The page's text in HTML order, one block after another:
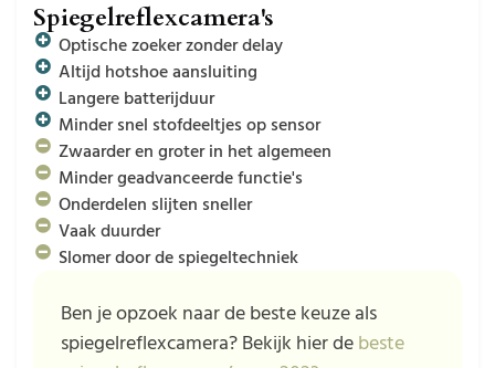
Spiegelreflexcamera's
Optische zoeker zonder delay
Altijd hotshoe aansluiting
Langere batterijduur
Minder snel stofdeeltjes op sensor
Zwaarder en groter in het algemeen
Minder geadvanceerde functie's
Onderdelen slijten sneller
Vaak duurder
Slomer door de spiegeltechniek
Ben je opzoek naar de beste keuze als
spiegelreflexcamera? Bekijk hier de beste